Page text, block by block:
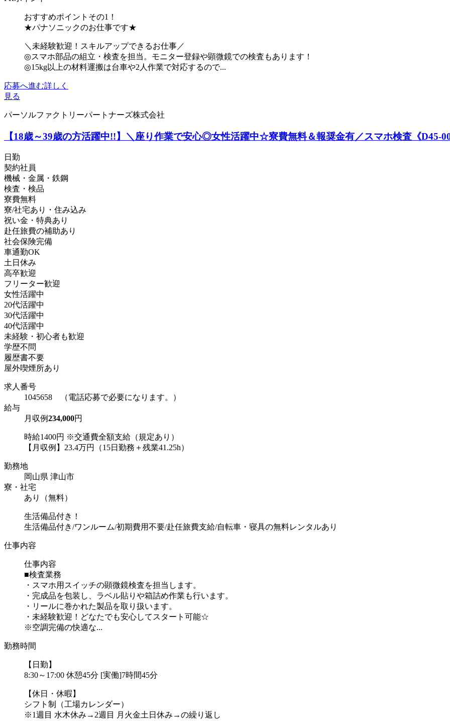
おすすめポイントその1！
★パナソニックのお仕事です★
＼未経験歓迎！スキルアップできるお仕事／
◎スマホ部品の組立・検査を担当。モニター登録や顕微鏡での検査もあります！
◎15kg以上の材料運搬は台車や2人作業で対応するので...
応募へ進む詳しく
見る
パーソルファクトリーパートナーズ株式会社
【18歳～39歳の方活躍中!!】＼座り作業で安心◎女性活躍中☆寮費無料＆報奨金有／スマホ検査《D45-
日勤
契約社員
機械・金属・鉄鋼
検査・検品
寮費無料
寮/社宅あり・住み込み
祝い金・特典あり
赴任旅費の補助あり
社会保険完備
車通勤OK
土日休み
高卒歓迎
フリーター歓迎
女性活躍中
20代活躍中
30代活躍中
40代活躍中
未経験・初心者も歓迎
学歴不問
履歴書不要
屋外喫煙所あり
求人番号
1045658 （電話応募で必要になります。）
給与
月収例234,000円
時給1400円 ※交通費全額支給（規定あり）
【月収例】23.4万円（15日勤務＋残業41.25h）
勤務地
岡山県 津山市
寮・社宅
あり（無料）
生活備品付き！
生活備品付き/ワンルーム/初期費用不要/赴任旅費支給/自転車・寝具の無料レンタルあり
仕事内容
仕事内容
■検査業務
・スマホ用スイッチの顕微鏡検査を担当します。
・完成品を包装し、ラベル貼りや箱詰め作業も行います。
・リールに巻かれた製品を取り扱います。
・未経験歓迎！どなたでも安心してスタート可能☆
※空調完備の快適な...
勤務時間
【日勤】
8:30～17:00 休憩45分 [実働]7時間45分
【休日・休暇】
シフト制（工場カレンダー）
※1週目 水木休み→2週目 月火金土日休み→の繰り返し